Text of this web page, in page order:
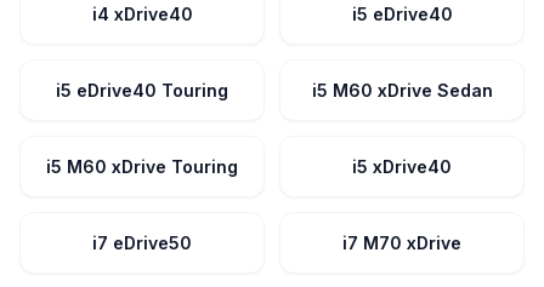
i4 xDrive40 i5 eDrive40
i5 eDrive40 Touring i5 M60 xDrive Sedan
i5 M60 xDrive Touring i5 xDrive40
i7 eDrive50 i7 M70 xDrive